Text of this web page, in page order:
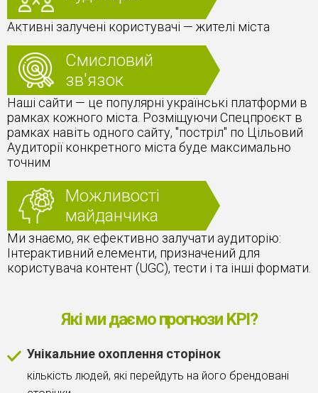
Активні залучені користувачі — жителі міста
Смисловий
зв'язок
Наші сайти — це популярні українські платформи в
рамках кожного міста. Розміщуючи Спецпроєкт в
рамках навіть одного сайту, "постріл" по Цільовий
Аудиторії конкретного міста буде максимально
точним
Можливості
майданчика
Ми знаємо, як ефективно залучати аудиторію:
Інтерактивний елементи, призначений для
користувача контент (UGC), тести і та інші формати.
Які ми даємо прогнози KPI?
Унікальние охоплення сторінок
кількість людей, які перейдуть на його брендовані